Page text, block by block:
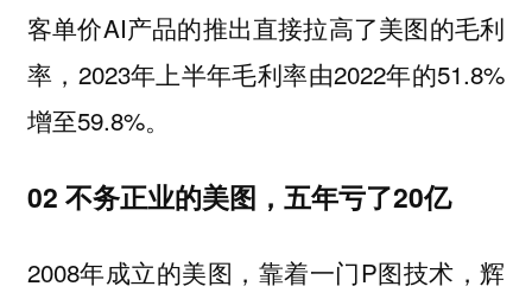
客单价AI产品的推出直接拉高了美图的毛利
率，2023年上半年毛利率由2022年的51.8%
增至59.8%。
02 不务正业的美图，五年亏了20亿
2008年成立的美图，靠着一门P图技术，辉